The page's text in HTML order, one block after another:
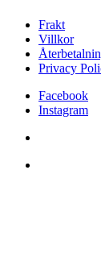
Frakt
Villkor
Privacy
Facebook
Instagram